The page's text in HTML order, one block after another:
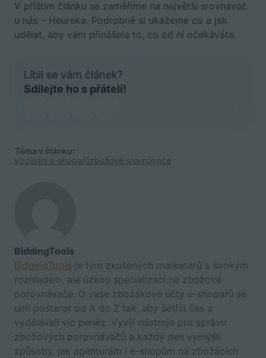
V příštím článku se zaměříme na největší srovnávač
u nás – Heureka. Podrobně si ukážeme co a jak
udělat, aby vám přinášela to, co od ní očekáváte.
Líbil se vám článek?
Sdílejte ho s přáteli!
Téma v článku:
Vzdělání e-shopařůzbožové srovnávače
BiddingTools
BiddingTools je tým zkušených marketérů s širokým
rozhledem, ale úzkou specializací na zbožové
porovnávače. O vaše zbožákové účty e-shopařů se
umí postarat od A do Z tak, aby šetřili čas a
vydělávali víc peněz. Vyvíjí nástroje pro správu
zbožových porovnávačů a každý den vymýšlí
způsoby, jak agenturám i e-shopům na zbožácích